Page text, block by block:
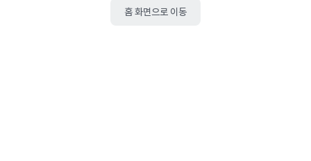
홈 화면으로 이동